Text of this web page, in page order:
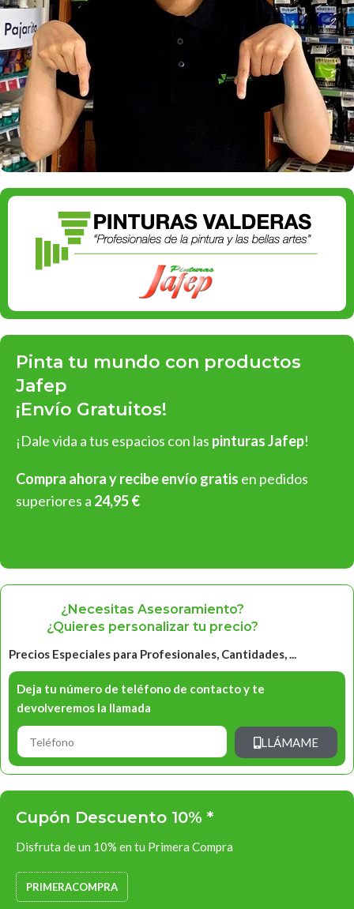
Pinta tu mundo con productos
Jafep
¡Envío Gratuitos!
¡Dale vida a tus espacios con las pinturas Jafep!
Compra ahora y recibe envío gratis en pedidos
superiores a 24,95 €
¿Necesitas Asesoramiento?
¿Quieres personalizar tu precio?
Precios Especiales para Profesionales, Cantidades, ...
Deja tu número de teléfono de contacto y te
devolveremos la llamada
LLÁMAME
Cupón Descuento 10% *
Disfruta de un 10% en tu Primera Compra
PRIMERACOMPRA